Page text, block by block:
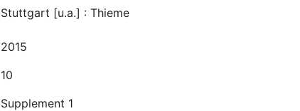
Stuttgart [u.a.] : Thieme
2015
10
Supplement 1